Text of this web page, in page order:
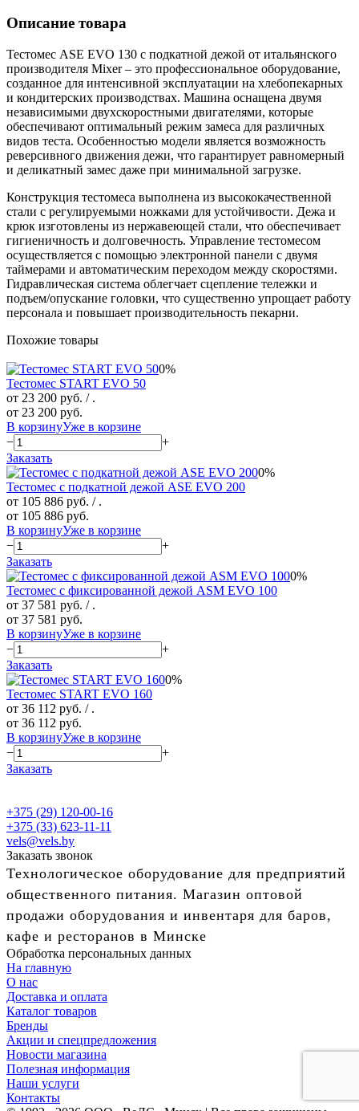
Описание товара
Тестомес ASE EVO 130 с подкатной дежой от итальянского
производителя Mixer – это профессиональное оборудование,
созданное для интенсивной эксплуатации на хлебопекарных
и кондитерских производствах. Машина оснащена двумя
независимыми двухскоростными двигателями, которые
обеспечивают оптимальный режим замеса для различных
видов теста. Особенностью модели является возможность
реверсивного движения дежи, что гарантирует равномерный
и деликатный замес даже при минимальной загрузке.
Конструкция тестомеса выполнена из высококачественной
стали с регулируемыми ножками для устойчивости. Дежа и
крюк изготовлены из нержавеющей стали, что обеспечивает
гигиеничность и долговечность. Управление тестомесом
осуществляется с помощью электронной панели с двумя
таймерами и автоматическим переходом между скоростями.
Гидравлическая система облегчает сцепление тележки и
подъем/опускание головки, что существенно упрощает работу
персонала и повышает производительность пекарни.
Похожие товары
0%
Тестомес START EVO 50
от 23 200 руб. / .
от 23 200 руб.
В корзинуУже в корзине
−
+
Заказать
0%
Тестомес с подкатной дежой ASE EVO 200
от 105 886 руб. / .
от 105 886 руб.
В корзинуУже в корзине
−
+
Заказать
0%
Тестомес с фиксированной дежой ASM EVO 100
от 37 581 руб. / .
от 37 581 руб.
В корзинуУже в корзине
−
+
Заказать
0%
Тестомес START EVO 160
от 36 112 руб. / .
от 36 112 руб.
В корзинуУже в корзине
−
+
Заказать
+375 (29) 120-00-16
+375 (33) 623-11-11
vels@vels.by
Заказать звонок
Технологическое оборудование для предприятий
общественного питания. Магазин оптовой
продажи оборудования и инвентаря для баров,
кафе и ресторанов в Минске
Обработка персональных данных
На главную
О нас
Доставка и оплата
Каталог товаров
Бренды
Акции и спецпредложения
Новости магазина
Полезная информация
Наши услуги
Контакты